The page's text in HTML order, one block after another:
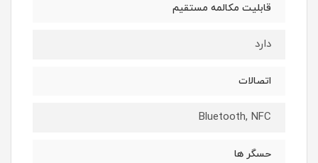
قابلیت مکالمه مستقیم
دارد
اتصالات
Bluetooth, NFC
حسگر ها